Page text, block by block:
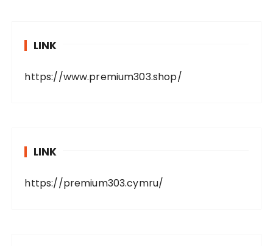
LINK
https://www.premium303.shop/
LINK
https://premium303.cymru/